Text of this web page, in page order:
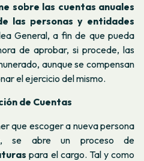
sobre las cuentas anuales
las personas y entidades
General, a fin de que pueda
de aprobar, si procede, las
aunque se compensan
el ejercicio del mismo.
de Cuentas
que escoger a nueva persona
se abre un proceso de
para el cargo. Tal y como